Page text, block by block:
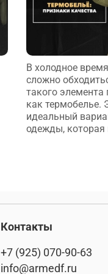
В холодное
сложно
такого элемента
как термобелье.
идеальный
одежды, которая
Контакты
+7 (925) 070-90-63
info@armedf.ru